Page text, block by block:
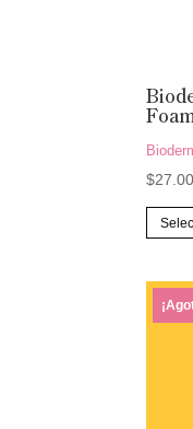
$27.00